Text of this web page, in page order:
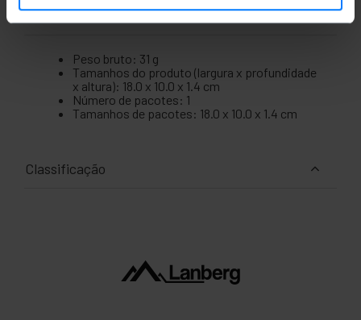
Medidas e Pesos
Peso bruto: 31 g
Tamanhos do produto (largura x profundidade
x altura): 18.0 x 10.0 x 1.4 cm
Número de pacotes: 1
Tamanhos de pacotes: 18.0 x 10.0 x 1.4 cm
Classificação